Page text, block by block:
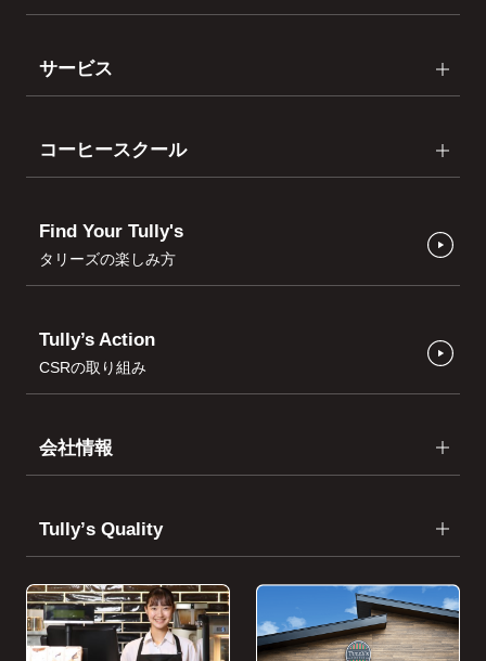
サービス
コーヒースクール
Find Your Tully's
タリーズの楽しみ方
Tully’s Action
CSRの取り組み
会社情報
Tullyʼs Quality